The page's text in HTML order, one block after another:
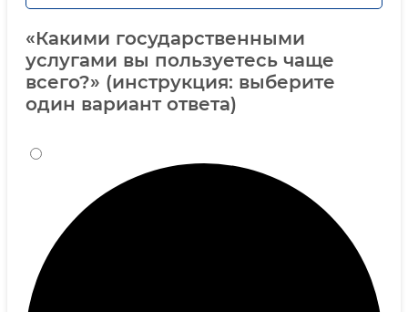
«Какими государственными
услугами вы пользуетесь чаще
всего?» (инструкция: выберите
один вариант ответа)